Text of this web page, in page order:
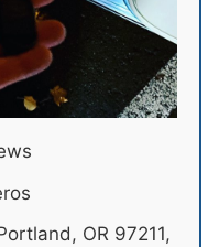
OR 97211,